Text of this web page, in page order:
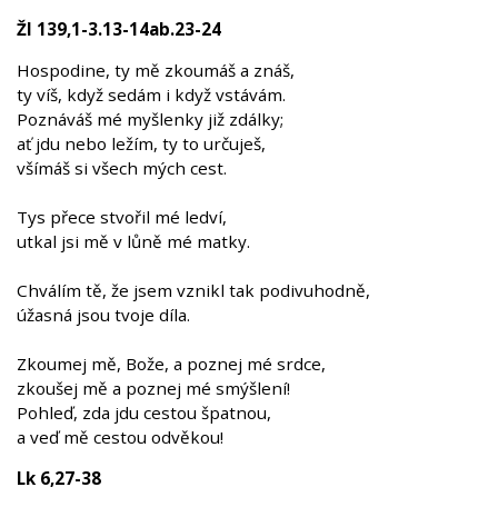
Žl 139,1-3.13-14ab.23-24
Hospodine, ty mě zkoumáš a znáš,
ty víš, když sedám i když vstávám.
Poznáváš mé myšlenky již zdálky;
ať jdu nebo ležím, ty to určuješ,
všímáš si všech mých cest.
Tys přece stvořil mé ledví,
utkal jsi mě v lůně mé matky.
Chválím tě, že jsem vznikl tak podivuhodně,
úžasná jsou tvoje díla.
Zkoumej mě, Bože, a poznej mé srdce,
zkoušej mě a poznej mé smýšlení!
Pohleď, zda jdu cestou špatnou,
a veď mě cestou odvěkou!
Lk 6,27-38